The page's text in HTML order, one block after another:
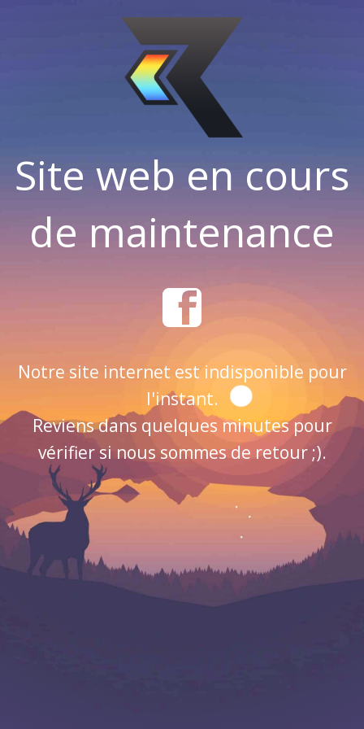
Site web en cours
de maintenance
Notre site internet est indisponible pour
l'instant.
Reviens dans quelques minutes pour
vérifier si nous sommes de retour ;).